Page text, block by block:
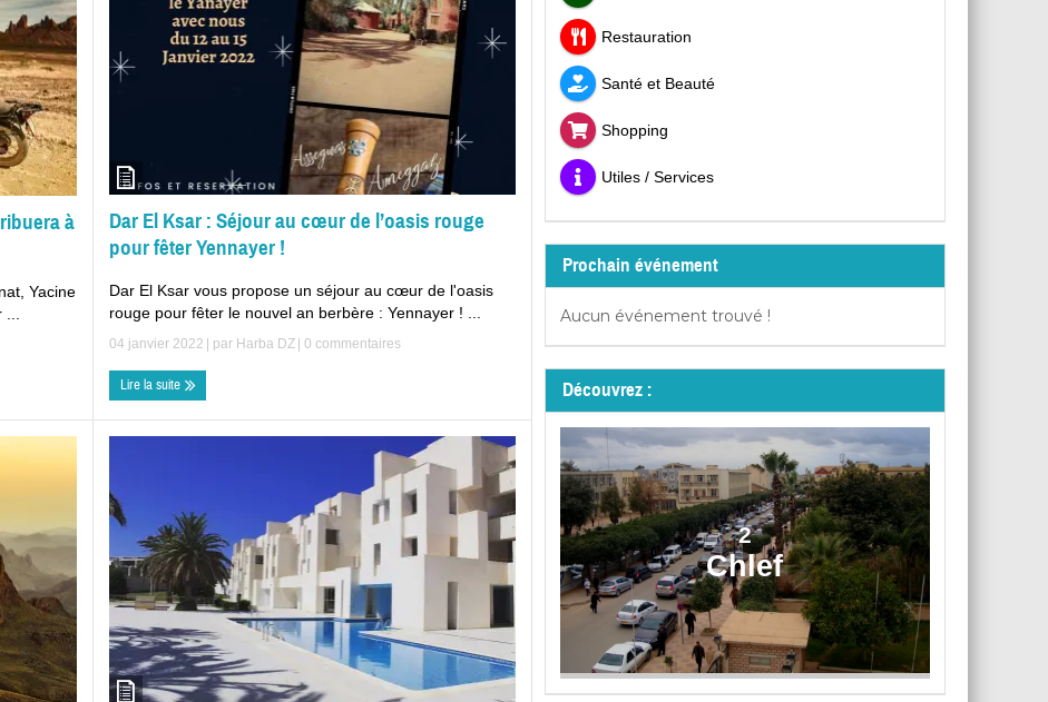
à
Yacine
Dar El Ksar : Séjour au cœur de l’oasis rouge
pour fêter Yennayer !
Dar El Ksar vous propose un séjour au cœur de l'oasis
rouge pour fêter le nouvel an berbère : Yennayer ! ...
04 janvier 2022 | par Harba DZ 0 commentaires
Lire la suite
Restauration
Santé et Beauté
Shopping
Utiles / Services
Prochain événement
Aucun événement trouvé !
Découvrez :
2
Chlef